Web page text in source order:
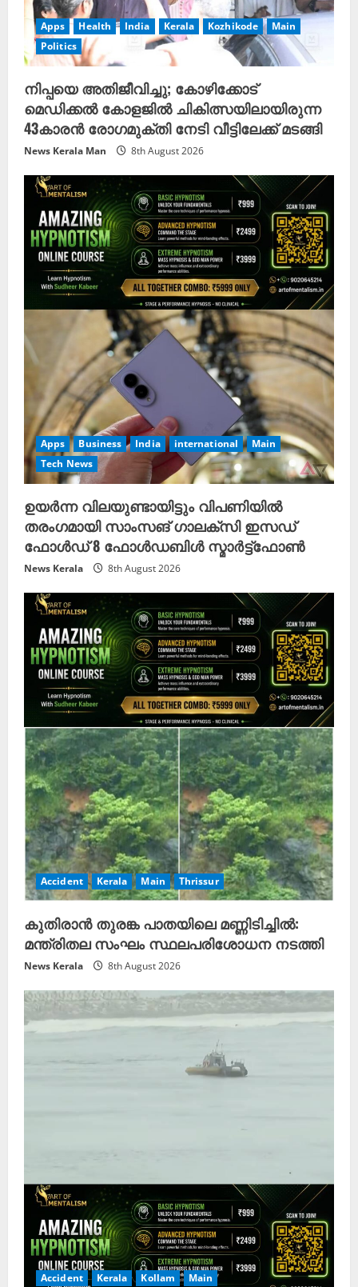
Apps Health India Kerala Kozhikode
Main
Politics
നിപ്പയെ അതിജീവിച്ചു; കോഴിക്കോട്
മെഡിക്കൽ കോളജിൽ ചികിത്സയിലായിരുന്ന
43കാരൻ രോഗമുക്തി നേടി വീട്ടിലേക്ക് മടങ്ങി
News Kerala Man 8th August 2026
Apps Business India international
Main
Tech News
ഉയർന്ന വിലയുണ്ടായിട്ടും വിപണിയിൽ
തരംഗമായി സാംസങ് ഗാലക്സി ഇസഡ്
ഫോൾഡ് 8 ഫോൾഡബിൾ സ്മാർട്ട്ഫോൺ
News Kerala 8th August 2026
Accident Kerala Main Thrissur
കുതിരാൻ തുരങ്ക പാതയിലെ മണ്ണിടിച്ചിൽ:
മന്ത്രിതല സംഘം സ്ഥലപരിശോധന നടത്തി
News Kerala 8th August 2026
Accident Kerala Kollam Main